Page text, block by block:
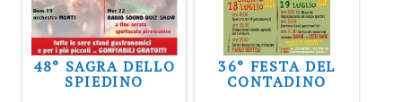
48° SAGRA DELLO
SPIEDINO
36° FESTA DEL
CONTADINO